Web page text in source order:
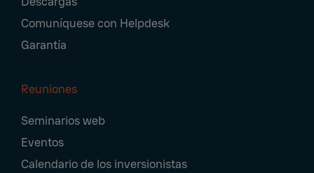
Comuníquese con Helpdesk
Garantía
Reuniones
Seminarios web
Eventos
Calendario de los inversionistas